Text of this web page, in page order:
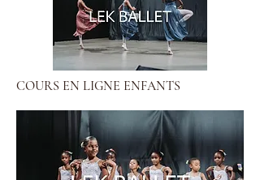
COURS EN LIGNE ENFANTS